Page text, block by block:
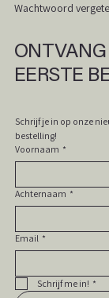
Wachtwoord
ONTVANG
EERSTE
Schrijf je in op onze
Voornaam *
Achternaam *
Email *
Schrijf me in! *